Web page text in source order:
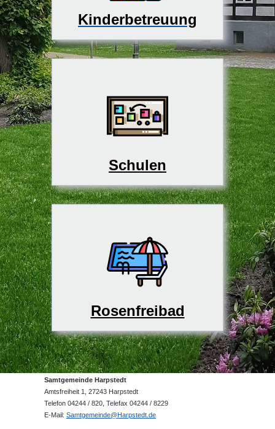
Kinderbetreuung
Schulen
Rosenfreibad
Samtgemeinde Harpstedt
Amtsfreiheit 1, 27243 Harpstedt
Telefon 04244 / 820, Telefax 04244 / 8229
E-Mail: Samtgemeinde@Harpstedt.de